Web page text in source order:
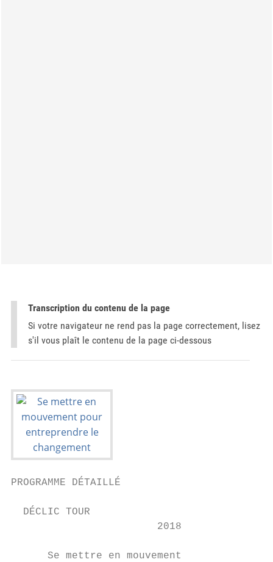
Transcription du contenu de la page
Si votre navigateur ne rend pas la page correctement, lisez
s'il vous plaît le contenu de la page ci-dessous
PROGRAMME DÉTAILLÉ
  DÉCLIC TOUR
                        2018
      Se mettre en mouvement